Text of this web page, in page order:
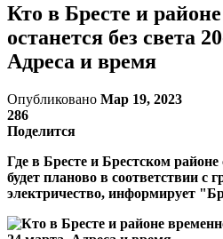
Кто в Бресте и
останется без света
Адреса и время
Опубликовано Мар 19, 2023
286
Поделится
Где в Бресте и Брестском районе
будет планово в соответствии с
электричество, информирует